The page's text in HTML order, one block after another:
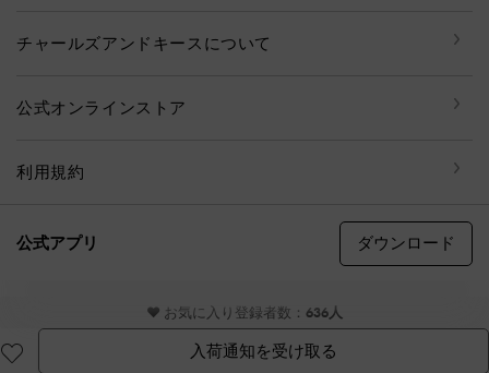
♥ お気に入り登録者数： 636人
入荷通知を受け取る
チャールズアンドキースについて
公式オンラインストア
利用規約
公式アプリ ダウンロード
© CHARLES & KEITH, all rights reserved